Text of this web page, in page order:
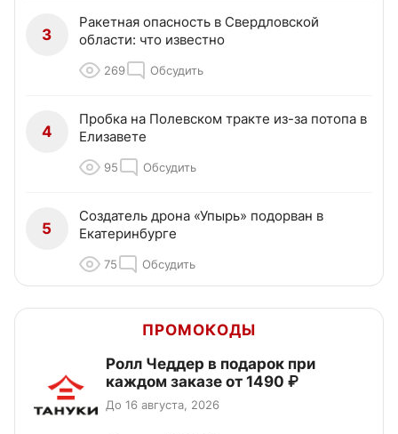
3
Ракетная опасность в Свердловской
области: что известно
269 Обсудить
4
Пробка на Полевском тракте из-за потопа в
Елизавете
95 Обсудить
5
Создатель дрона «Упырь» подорван в
Екатеринбурге
75 Обсудить
ПРОМОКОДЫ
Ролл Чеддер в подарок при
каждом заказе от 1490 ₽
До 16 августа, 2026